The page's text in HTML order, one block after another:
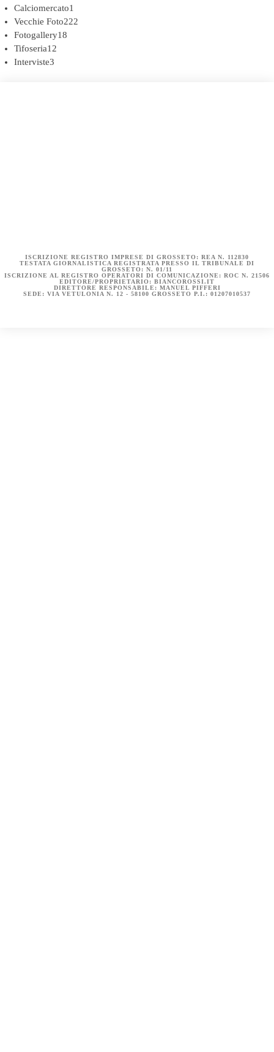
Calciomercato1
Vecchie Foto222
Fotogallery18
Tifoseria12
Interviste3
ISCRIZIONE REGISTRO IMPRESE DI GROSSETO: REA N. 112830
TESTATA GIORNALISTICA REGISTRATA PRESSO IL TRIBUNALE DI
GROSSETO: N. 01/11
ISCRIZIONE AL REGISTRO OPERATORI DI COMUNICAZIONE: ROC N. 21506
EDITORE/PROPRIETARIO: BIANCOROSSI.IT
DIRETTORE RESPONSABILE: MANUEL PIFFERI
SEDE: VIA VETULONIA N. 12 - 58100 GROSSETO P.I.: 01207010537